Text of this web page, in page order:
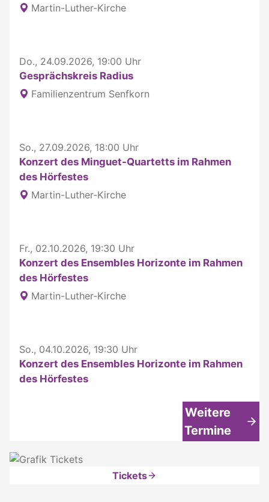
Martin-Luther-Kirche
Do., 24.09.2026, 19:00 Uhr
Gesprächskreis Radius
Familienzentrum Senfkorn
So., 27.09.2026, 18:00 Uhr
Konzert des Minguet-Quartetts im Rahmen
des Hörfestes
Martin-Luther-Kirche
Fr., 02.10.2026, 19:30 Uhr
Konzert des Ensembles Horizonte im Rahmen
des Hörfestes
Martin-Luther-Kirche
So., 04.10.2026, 19:30 Uhr
Konzert des Ensembles Horizonte im Rahmen
des Hörfestes
Weitere
Termine
Tickets